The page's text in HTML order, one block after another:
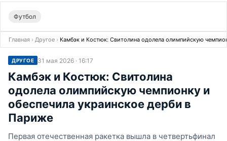
Футбол
Главная › Другое › Камбэк и Костюк: Свитолина одолела олимпийскую
ДРУГОЕ 31 мая 2026 · 16:17
Камбэк и Костюк: Свитолина
одолела олимпийскую чемпионку и
обеспечила украинское дерби в
Париже
Первая отечественная ракетка вышла в четвертьфинал